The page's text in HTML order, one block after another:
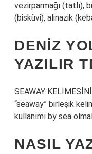
vezirparmağı (tatlı),
(bisküvi), alinazik
DENIZ
YAZILIR
SEAWAY
“seaway” birleşik
kullanımı by sea
NASIL